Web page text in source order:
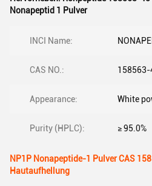
Nonapeptid 1 Pulver
INCI Name:
CAS NO.: 158563-
Appearance: White
Purity (HPLC): ≥ 95.0%
NP1P Nonapeptide-1 Pulver CAS
Hautaufhellung